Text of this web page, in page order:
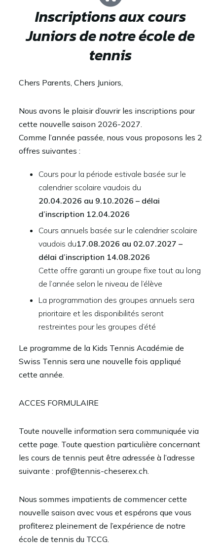
Inscriptions aux cours
Juniors de notre école de
tennis
Chers Parents, Chers Juniors,
Nous avons le plaisir d’ouvrir les inscriptions pour
cette nouvelle saison 2026-2027.
Comme l’année passée, nous vous proposons les 2
offres suivantes :
Cours pour la période estivale basée sur le
calendrier scolaire vaudois du
20.04.2026 au 9.10.2026 – délai
d’inscription 12.04.2026
Cours annuels basée sur le calendrier scolaire
vaudois du17.08.2026 au 02.07.2027 –
délai d’inscription 14.08.2026
Cette offre garanti un groupe fixe tout au long
de l’année selon le niveau de l’élève
La programmation des groupes annuels sera
prioritaire et les disponibilités seront
restreintes pour les groupes d’été
Le programme de la Kids Tennis Académie de
Swiss Tennis sera une nouvelle fois appliqué
cette année.
ACCES FORMULAIRE
Toute nouvelle information sera communiquée via
cette page. Toute question particulière concernant
les cours de tennis peut être adressée à l’adresse
suivante : prof@tennis-cheserex.ch.
Nous sommes impatients de commencer cette
nouvelle saison avec vous et espérons que vous
profiterez pleinement de l’expérience de notre
école de tennis du TCCG.